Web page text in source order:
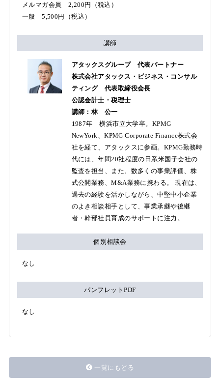
メルマガ会員 2,200円（税込）
一般 5,500円（税込）
講師
アタックスグループ 代表パートナー
株式会社アタックス・ビジネス・コンサル
ティング 代表取締役会長
公認会計士・税理士
講師：林 公一
1987年 横浜市立大学卒。KPMG
NewYork、KPMG Corporate Finance株式会
社を経て、アタックスに参画。KPMG勤務時
代には、年間20社程度の日系米国子会社の
監査を担当、また、数多くの事業評価、株
式公開業務、M&A業務に携わる。 現在は、
過去の経験を活かしながら、中堅中小企業
のよき相談相手として、事業承継や後継
者・幹部社員育成のサポートに注力。
個別相談会
なし
パンフレットPDF
なし
一覧にもどる